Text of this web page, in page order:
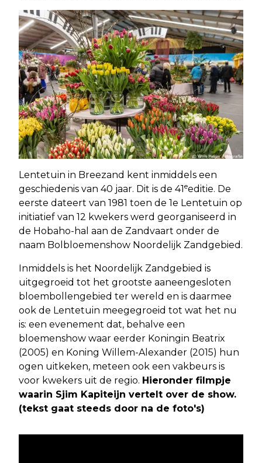
Lentetuin in Breezand kent inmiddels een
geschiedenis van 40 jaar. Dit is de 41 eeditie. De
eerste dateert van 1981 toen de 1e Lentetuin op
initiatief van 12 kwekers werd georganiseerd in
de Hobaho-hal aan de Zandvaart onder de
naam Bolbloemenshow Noordelijk Zandgebied.
Inmiddels is het Noordelijk Zandgebied is
uitgegroeid tot het grootste aaneengesloten
bloembollengebied ter wereld en is daarmee
ook de Lentetuin meegegroeid tot wat het nu
is: een evenement dat, behalve een
bloemenshow waar eerder Koningin Beatrix
(2005) en Koning Willem-Alexander (2015) hun
ogen uitkeken, meteen ook een vakbeurs is
voor kwekers uit de regio. Hieronder filmpje
waarin Sjim Kapiteijn vertelt over de show.
(tekst gaat steeds door na de foto's)